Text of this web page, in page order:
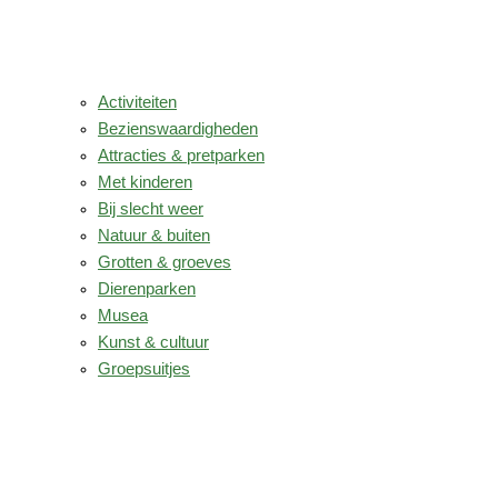
Activiteiten
Bezienswaardigheden
Attracties & pretparken
Met kinderen
Bij slecht weer
Natuur & buiten
Grotten & groeves
Dierenparken
Musea
Kunst & cultuur
Groepsuitjes